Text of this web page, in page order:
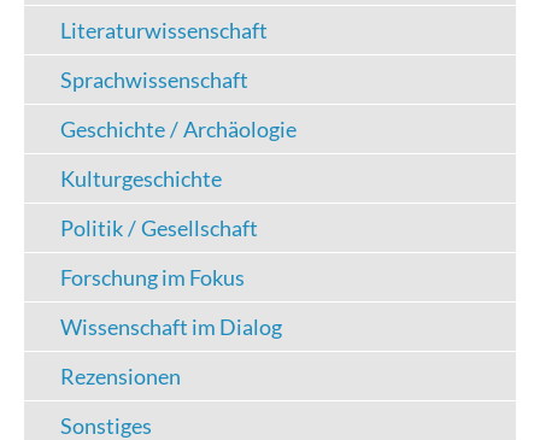
Literaturwissenschaft
Sprachwissenschaft
Geschichte / Archäologie
Kulturgeschichte
Politik / Gesellschaft
Forschung im Fokus
Wissenschaft im Dialog
Rezensionen
Sonstiges